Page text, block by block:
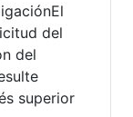
del
del
superior